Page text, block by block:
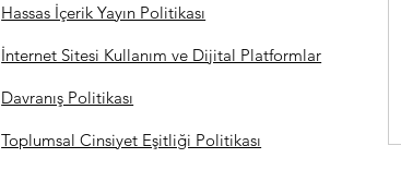
Hassas İçerik Yayın Politikası
İnternet Sitesi Kullanım ve Dijital Platformlar
Davranış Politikası
Toplumsal Cinsiyet Eşitliği Politikası